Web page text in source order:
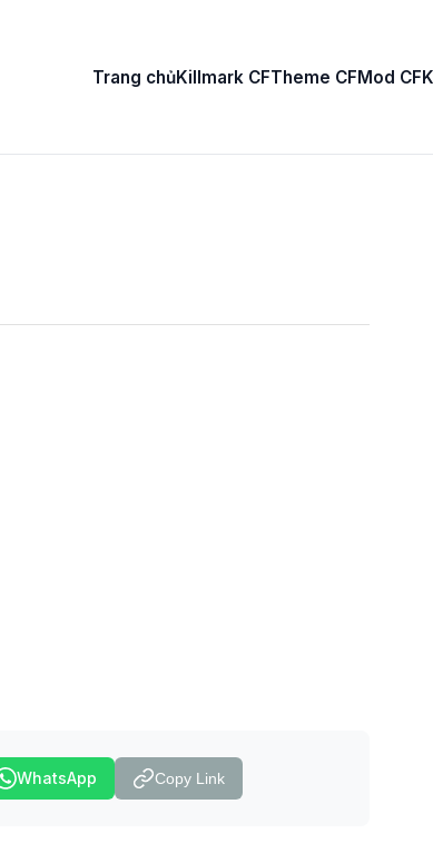
Trang chủKillmark CFTheme CFMod CF
WhatsApp Copy Link